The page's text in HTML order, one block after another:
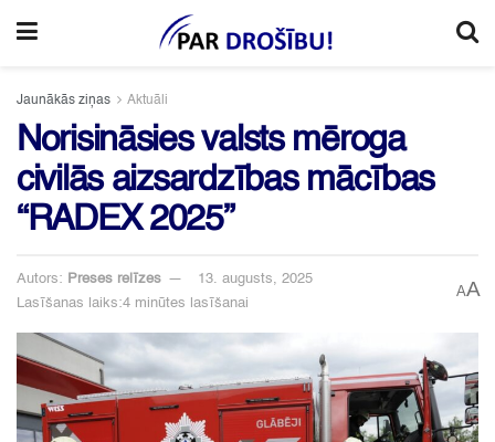
Jaunākās ziņas Aktuāli
Norisināsies valsts mēroga
civilās aizsardzības mācības
“RADEX 2025”
Autors: Preses relīzes
13. augusts, 2025
Lasīšanas laiks:4 minūtes lasīšanai
AA